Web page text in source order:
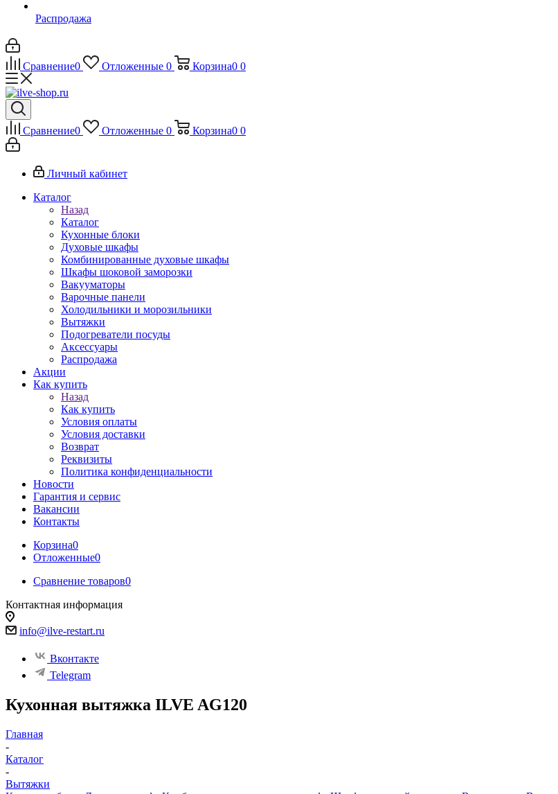
Распродажа
Сравнение0 Отложенные 0 Корзина0 0
Сравнение0 Отложенные 0 Корзина0 0
Личный кабинет
Каталог
Назад
Каталог
Кухонные блоки
Духовые шкафы
Комбинированные духовые шкафы
Шкафы шоковой заморозки
Вакууматоры
Варочные панели
Холодильники и морозильники
Вытяжки
Подогреватели посуды
Аксессуары
Распродажа
Акции
Как купить
Назад
Как купить
Условия оплаты
Условия доставки
Возврат
Реквизиты
Политика конфиденциальности
Новости
Гарантия и сервис
Вакансии
Контакты
Корзина0
Отложенные0
Сравнение товаров0
Контактная информация
info@ilve-restart.ru
Вконтакте
Telegram
Кухонная вытяжка ILVE AG120
Главная
-
Каталог
-
Вытяжки